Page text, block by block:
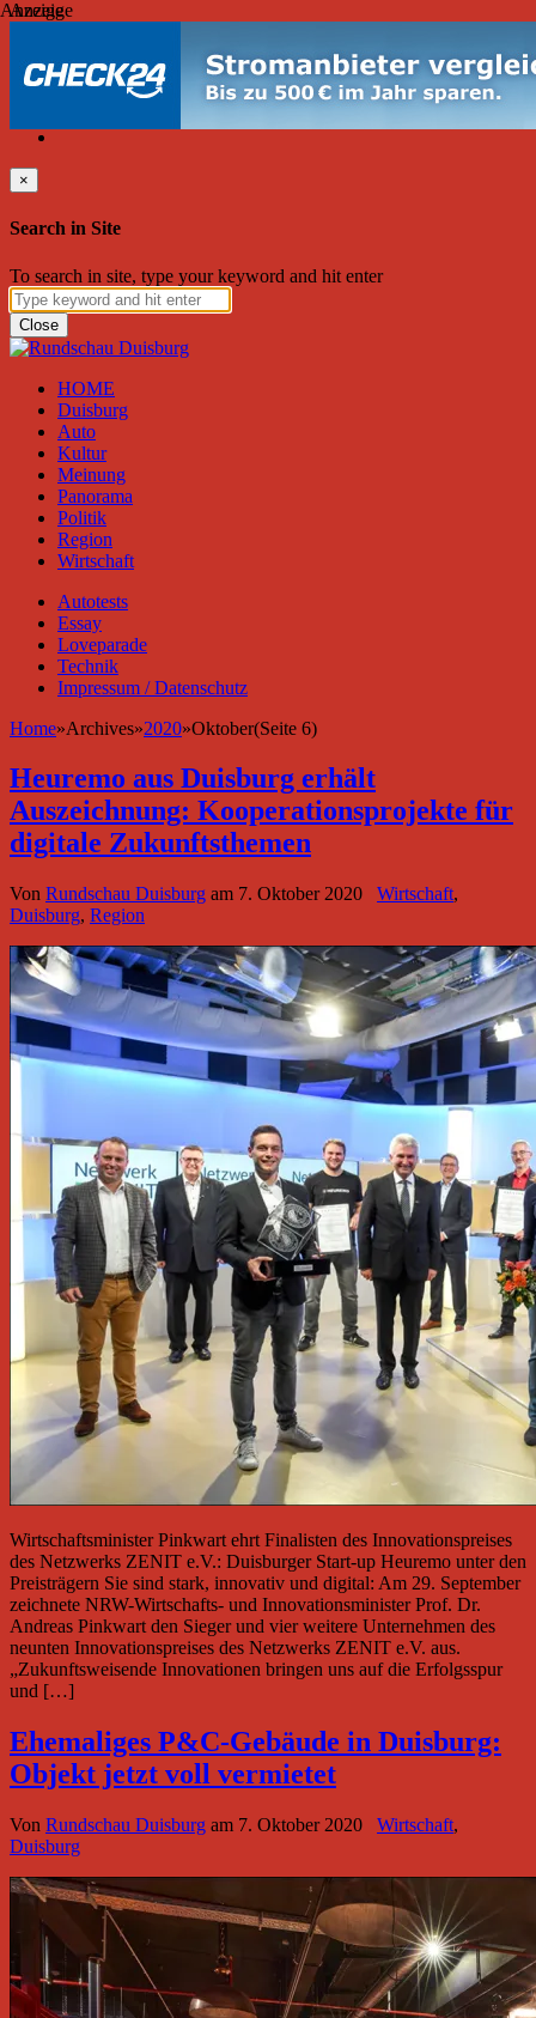
Donnerstag, August 06, 2026
Friend on Facebook Follow on Twitter Subscribe to RSS
×
Search in Site
To search in site, type your keyword and hit enter
Close
HOME
Duisburg
Auto
Kultur
Meinung
Panorama
Politik
Region
Wirtschaft
Autotests
Essay
Loveparade
Technik
Impressum / Datenschutz
Home»Archives»2020»Oktober(Seite 6)
Heuremo aus Duisburg erhält
Auszeichnung: Kooperationsprojekte für
digitale Zukunftsthemen
Von Rundschau Duisburg am 7. Oktober 2020 Wirtschaft,
Duisburg, Region
Wirtschaftsminister Pinkwart ehrt Finalisten des Innovationspreises
des Netzwerks ZENIT e.V.: Duisburger Start-up Heuremo unter den
Preisträgern Sie sind stark, innovativ und digital: Am 29. September
zeichnete NRW-Wirtschafts- und Innovationsminister Prof. Dr.
Andreas Pinkwart den Sieger und vier weitere Unternehmen des
neunten Innovationspreises des Netzwerks ZENIT e.V. aus.
„Zukunftsweisende Innovationen bringen uns auf die Erfolgsspur
und […]
Ehemaliges P&C-Gebäude in Duisburg:
Objekt jetzt voll vermietet
Von Rundschau Duisburg am 7. Oktober 2020 Wirtschaft,
Duisburg
Anzeige
Anzeige